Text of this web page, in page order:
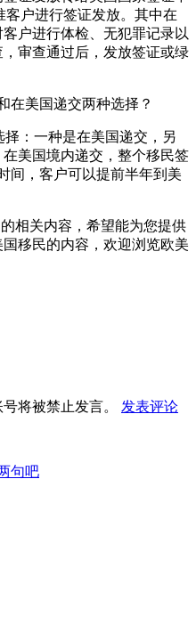
户进行签证发放。其中在
户进行体检、无犯罪记录以
审查通过后，发放签证或绿
在美国递交两种选择？
：一种是在美国递交，另
美国境内递交，整个移民签
间，客户可以提前半年到美
相关内容，希望能为您提供
移民的内容，欢迎浏览欧美
将被禁止发言。
发表评论
句吧